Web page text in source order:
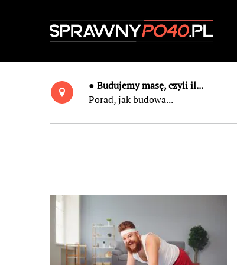
● Budujemy masę, czyli il...
Porad, jak budowa...